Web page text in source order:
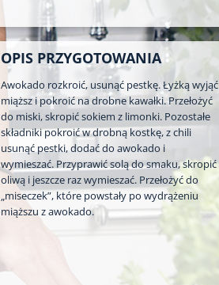
OPIS PRZYGOTOWANIA
Awokado rozkroić, usunąć pestkę. Łyżką wyjąć
miąższ i pokroić na drobne kawałki. Przełożyć
do miski, skropić sokiem z limonki. Pozostałe
składniki pokroić w drobną kostkę, z chili
usunąć pestki, dodać do awokado i
wymieszać. Przyprawić solą do smaku, skropić
oliwą i jeszcze raz wymieszać. Przełożyć do
„miseczek”, które powstały po wydrążeniu
miąższu z awokado.